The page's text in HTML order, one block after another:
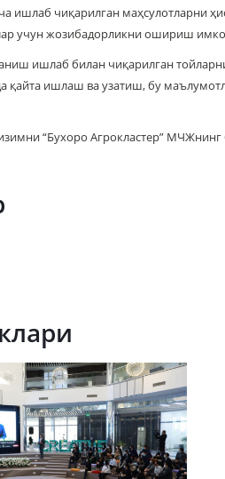
ишлаб чиқарилган маҳсулотларни
учун жозибадорликни ошириш
ишлаб билан чиқарилган
қайта ишлаш ва узатиш, бу
“Бухоро Агрокластер”